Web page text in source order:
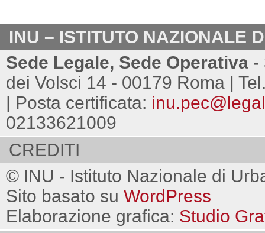
INU – ISTITUTO NAZIONALE
Sede Legale, Sede Operativa
dei Volsci 14 - 00179 Roma |
| Posta certificata:
02133621009
CREDITI
© INU - Istituto Nazionale di
Sito basato su WordPress
Elaborazione grafica: Studio